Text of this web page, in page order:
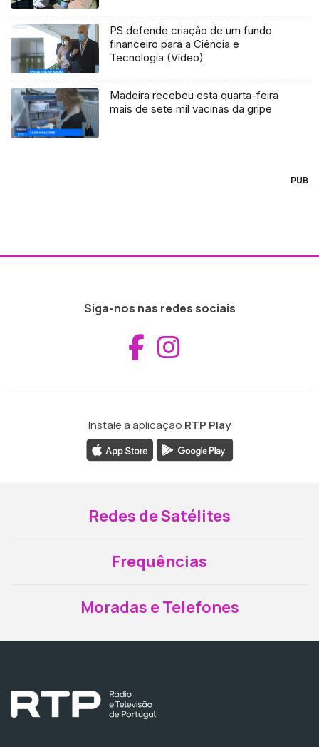
PS defende criação de um fundo
financeiro para a Ciência e
Tecnologia (Vídeo)
Madeira recebeu esta quarta-feira
mais de sete mil vacinas da gripe
PUB
Siga-nos nas redes sociais
Aceder ao
Instale a aplicação RTP Play
Redes de Satélites
Frequências
Moradas e Telefones